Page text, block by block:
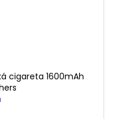
cigareta 1600mAh